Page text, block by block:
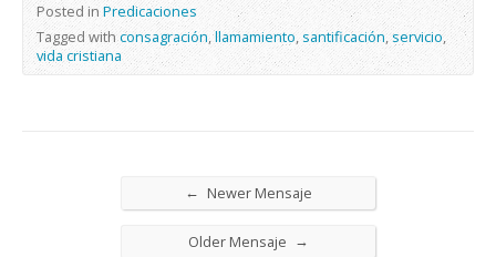
Posted in Predicaciones
Tagged withconsagración,llamamiento, santificación,servicio,
vida cristiana
← Newer Mensaje
Older Mensaje →